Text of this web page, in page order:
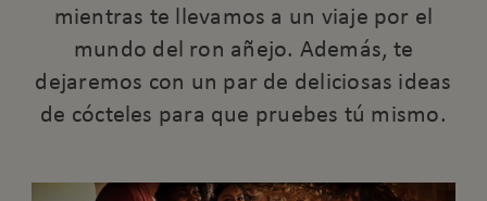
mientras te llevamos a un viaje por el
mundo del ron añejo. Además, te
dejaremos con un par de deliciosas ideas
de cócteles para que pruebes tú mismo.